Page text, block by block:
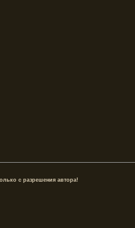
с разрешения автора!